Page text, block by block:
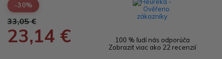
-30%
33,05 €
23,14 €
100 % ľudí nás odporúča
Zobraziť viac ako 22 recenzií